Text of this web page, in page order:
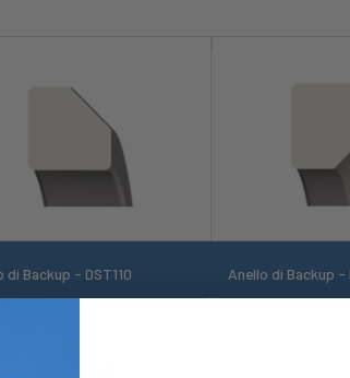
di Backup - DST110 Anello di Backup -